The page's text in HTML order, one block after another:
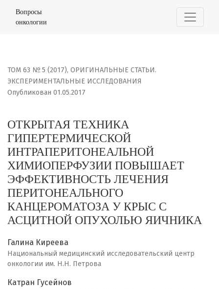
ОТКРЫТАЯ ТЕХНИКА ГИПЕРТЕРМИЧЕСКОЙ
Вопросы
онкологии
ТОМ 63 № 5 (2017), ОРИГИНАЛЬНЫЕ СТАТЬИ.
ЭКСПЕРИМЕНТАЛЬНЫЕ ИССЛЕДОВАНИЯ
ОТКРЫТАЯ ТЕХНИКА
ГИПЕРТЕРМИЧЕСКОЙ
ИНТРАПЕРИТОНЕАЛЬНОЙ
ХИМИОПЕРФУЗИИ ПОВЫШАЕТ
ЭФФЕКТИВНОСТЬ ЛЕЧЕНИЯ
ПЕРИТОНЕАЛЬНОГО
КАНЦЕРОМАТОЗА У КРЫС С
АСЦИТНОЙ ОПУХОЛЬЮ ЯИЧНИКА
Опубликован 01.05.2017
Галина Киреева
Национальный медицинский исследовательский центр
онкологии им. Н.Н. Петрова
Катран Гусейнов